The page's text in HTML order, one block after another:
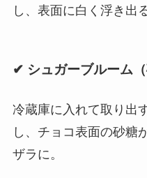
し、表面に白く浮き出る
✔ シュガーブルーム（
冷蔵庫に入れて取り出
し、チョコ表面の砂糖
ザラに。